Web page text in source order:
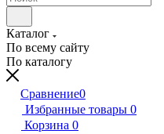
Каталог
По всему сайту
По каталогу
Сравнение0
Избранные товары 0
Корзина 0